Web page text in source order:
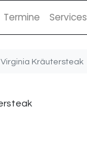
Termine Services
Virginia Kräutersteak